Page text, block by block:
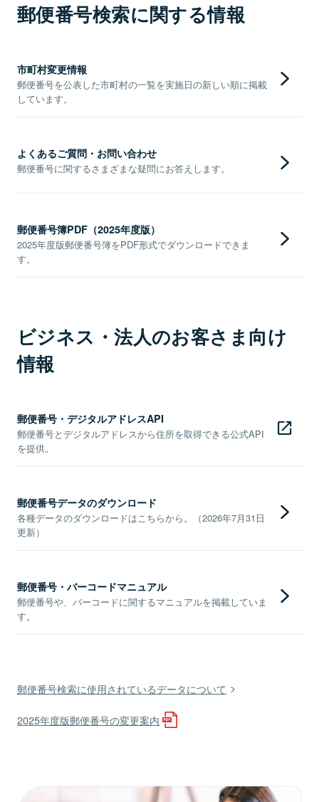
郵便番号検索に関する情報
市町村変更情報
郵便番号を公表した市町村の一覧を実施日の新しい順に掲載
しています。
よくあるご質問・お問い合わせ
郵便番号に関するさまざまな疑問にお答えします。
郵便番号簿PDF（2025年度版）
2025年度版郵便番号簿をPDF形式でダウンロードできま
す。
ビジネス・法人のお客さま向け
情報
郵便番号・デジタルアドレスAPI
郵便番号とデジタルアドレスから住所を取得できる公式API
を提供。
郵便番号データのダウンロード
各種データのダウンロードはこちらから。（2026年7月31日
更新）
郵便番号・バーコードマニュアル
郵便番号や、バーコードに関するマニュアルを掲載していま
す。
郵便番号検索に使用されているデータについて
2025年度版郵便番号の変更案内